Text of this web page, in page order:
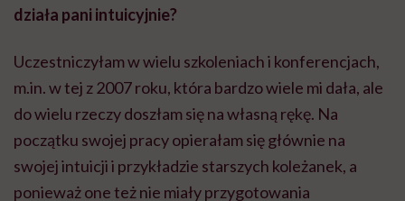
działa pani intuicyjnie?
Uczestniczyłam w wielu szkoleniach i konferencjach,
m.in. w tej z 2007 roku, która bardzo wiele mi dała, ale
do wielu rzeczy doszłam się na własną rękę. Na
początku swojej pracy opierałam się głównie na
swojej intuicji i przykładzie starszych koleżanek, a
ponieważ one też nie miały przygotowania